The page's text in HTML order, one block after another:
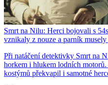
Smrt na Nilu: Herci bojovali s
vznikaly z nouze a parník
Při natáčení detektivky Smrt na
horkem i hlukem lodních
kostýmů překvapil i samotné